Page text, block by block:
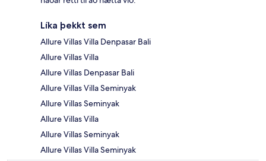
Líka þekkt sem
Allure Villas Villa Denpasar Bali
Allure Villas Villa
Allure Villas Denpasar Bali
Allure Villas Villa Seminyak
Allure Villas Seminyak
Allure Villas Villa
Allure Villas Seminyak
Allure Villas Villa Seminyak